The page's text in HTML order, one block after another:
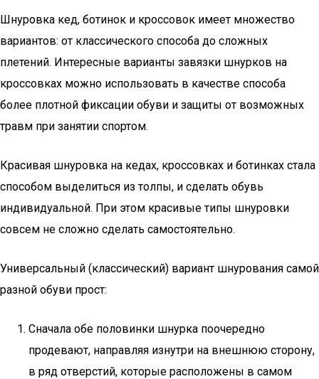
Шнуровка кед, ботинок и кроссовок имеет множество
вариантов: от классического способа до сложных
плетений. Интересные варианты завязки шнурков на
кроссовках можно использовать в качестве способа
более плотной фиксации обуви и защиты от возможных
травм при занятии спортом.
Красивая шнуровка на кедах, кроссовках и ботинках стала
способом выделиться из толпы, и сделать обувь
индивидуальной. При этом красивые типы шнуровки
совсем не сложно сделать самостоятельно.
Универсальный (классический) вариант шнурования самой
разной обуви прост:
Сначала обе половинки шнурка поочередно
продевают, направляя изнутри на внешнюю сторону,
в ряд отверстий, которые расположены в самом